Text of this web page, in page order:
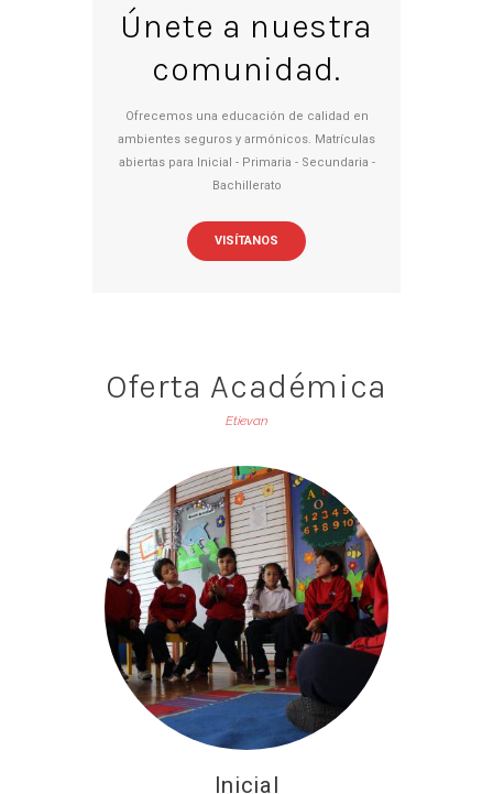
Únete a nuestra
comunidad.
Ofrecemos una educación de calidad en
ambientes seguros y armónicos. Matrículas
abiertas para Inicial - Primaria - Secundaria -
Bachillerato
VISÍTANOS
Oferta Académica
Etievan
Inicial